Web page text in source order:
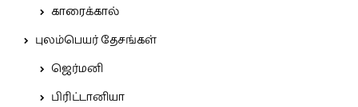
காரைக்கால்
புலம்பெயர் தேசங்கள்
ஜெர்மனி
பிரிட்டானியா